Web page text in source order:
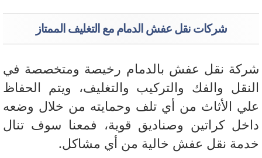
شركات نقل عفش الدمام مع التغليف الممتاز
نقل عفش بالدمام رخيصة ومتخصصة في
والفك والتركيب والتغليف، ويتم الحفاظ
الأثاث من أي تلف وحمايته من خلال وضعه
كراتين وصناديق قوية، فمعنا سوف تنال
نقل عفش خالية من أي مشاكل.